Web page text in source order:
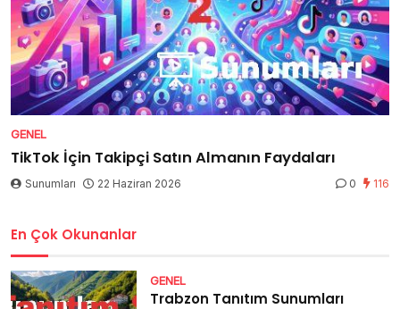
GENEL
TikTok İçin Takipçi Satın Almanın Faydaları
Sunumları 22 Haziran 2026 0 116
En Çok Okunanlar
GENEL
Trabzon Tanıtım Sunumları